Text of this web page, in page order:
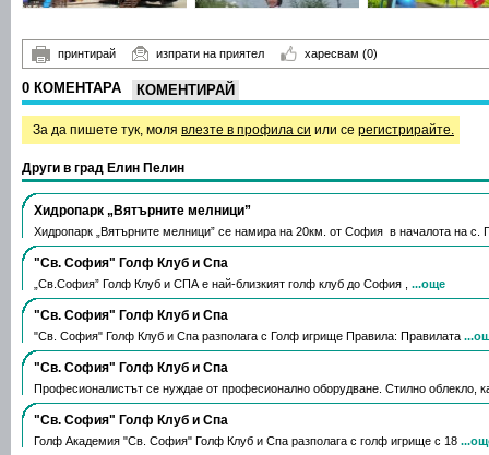
принтирай изпрати на приятел харесвам (0)
0 КОМЕНТАРА КОМЕНТИРАЙ
За да пишете тук, моля влезте в профила си или се регистрирайте.
Други в град Елин Пелин
Хидропарк „Вятърните мелници”
Хидропарк „Вятърните мелници” се намира на 20км. от София в началота на с.
"Св. София" Голф Клуб и Спа
„Св.София” Голф Клуб и СПА е най-близкият голф клуб до София , ...още
"Св. София" Голф Клуб и Спа
"Св. София" Голф Клуб и Спа разполага с Голф игрище Правила: Правилата
"Св. София" Голф Клуб и Спа
Професионалистът се нуждае от професионално оборудване. Стилно облекло,
"Св. София" Голф Клуб и Спа
Голф Академия "Св. София" Голф Клуб и Спа разполага с голф игрище с 18